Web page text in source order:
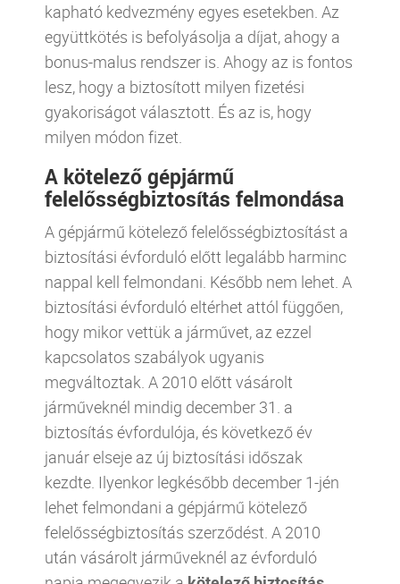
kapható kedvezmény egyes esetekben. Az
együttkötés is befolyásolja a díjat, ahogy a
bonus-malus rendszer is. Ahogy az is fontos
lesz, hogy a biztosított milyen fizetési
gyakoriságot választott. És az is, hogy
milyen módon fizet.
A kötelező gépjármű
felelősségbiztosítás felmondása
A gépjármű kötelező felelősségbiztosítást a
biztosítási évforduló előtt legalább harminc
nappal kell felmondani. Később nem lehet. A
biztosítási évforduló eltérhet attól függően,
hogy mikor vettük a járművet, az ezzel
kapcsolatos szabályok ugyanis
megváltoztak. A 2010 előtt vásárolt
járműveknél mindig december 31. a
biztosítás évfordulója, és következő év
január elseje az új biztosítási időszak
kezdte. Ilyenkor legkésőbb december 1-jén
lehet felmondani a gépjármű kötelező
felelősségbiztosítás szerződést. A 2010
után vásárolt járműveknél az évforduló